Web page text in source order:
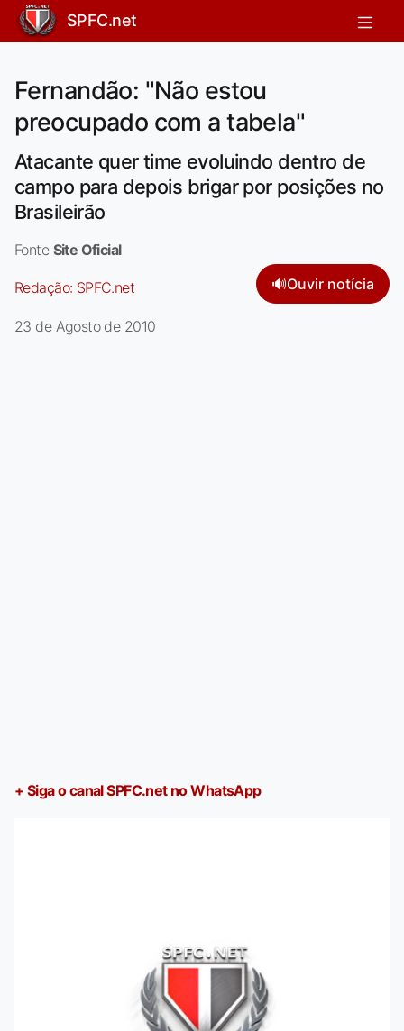
SPFC.net
Fernandão: "Não estou
preocupado com a tabela"
Atacante quer time evoluindo dentro de
campo para depois brigar por posições no
Brasileirão
Fonte Site Oficial
Redação: SPFC.net 🔊Ouvir notícia
23 de Agosto de 2010
+ Siga o canal SPFC.net no WhatsApp